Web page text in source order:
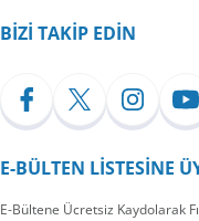
BİZİ TAKİP EDİN
E-BÜLTEN LİSTESİNE
E-Bültene Ücretsiz Kaydolarak